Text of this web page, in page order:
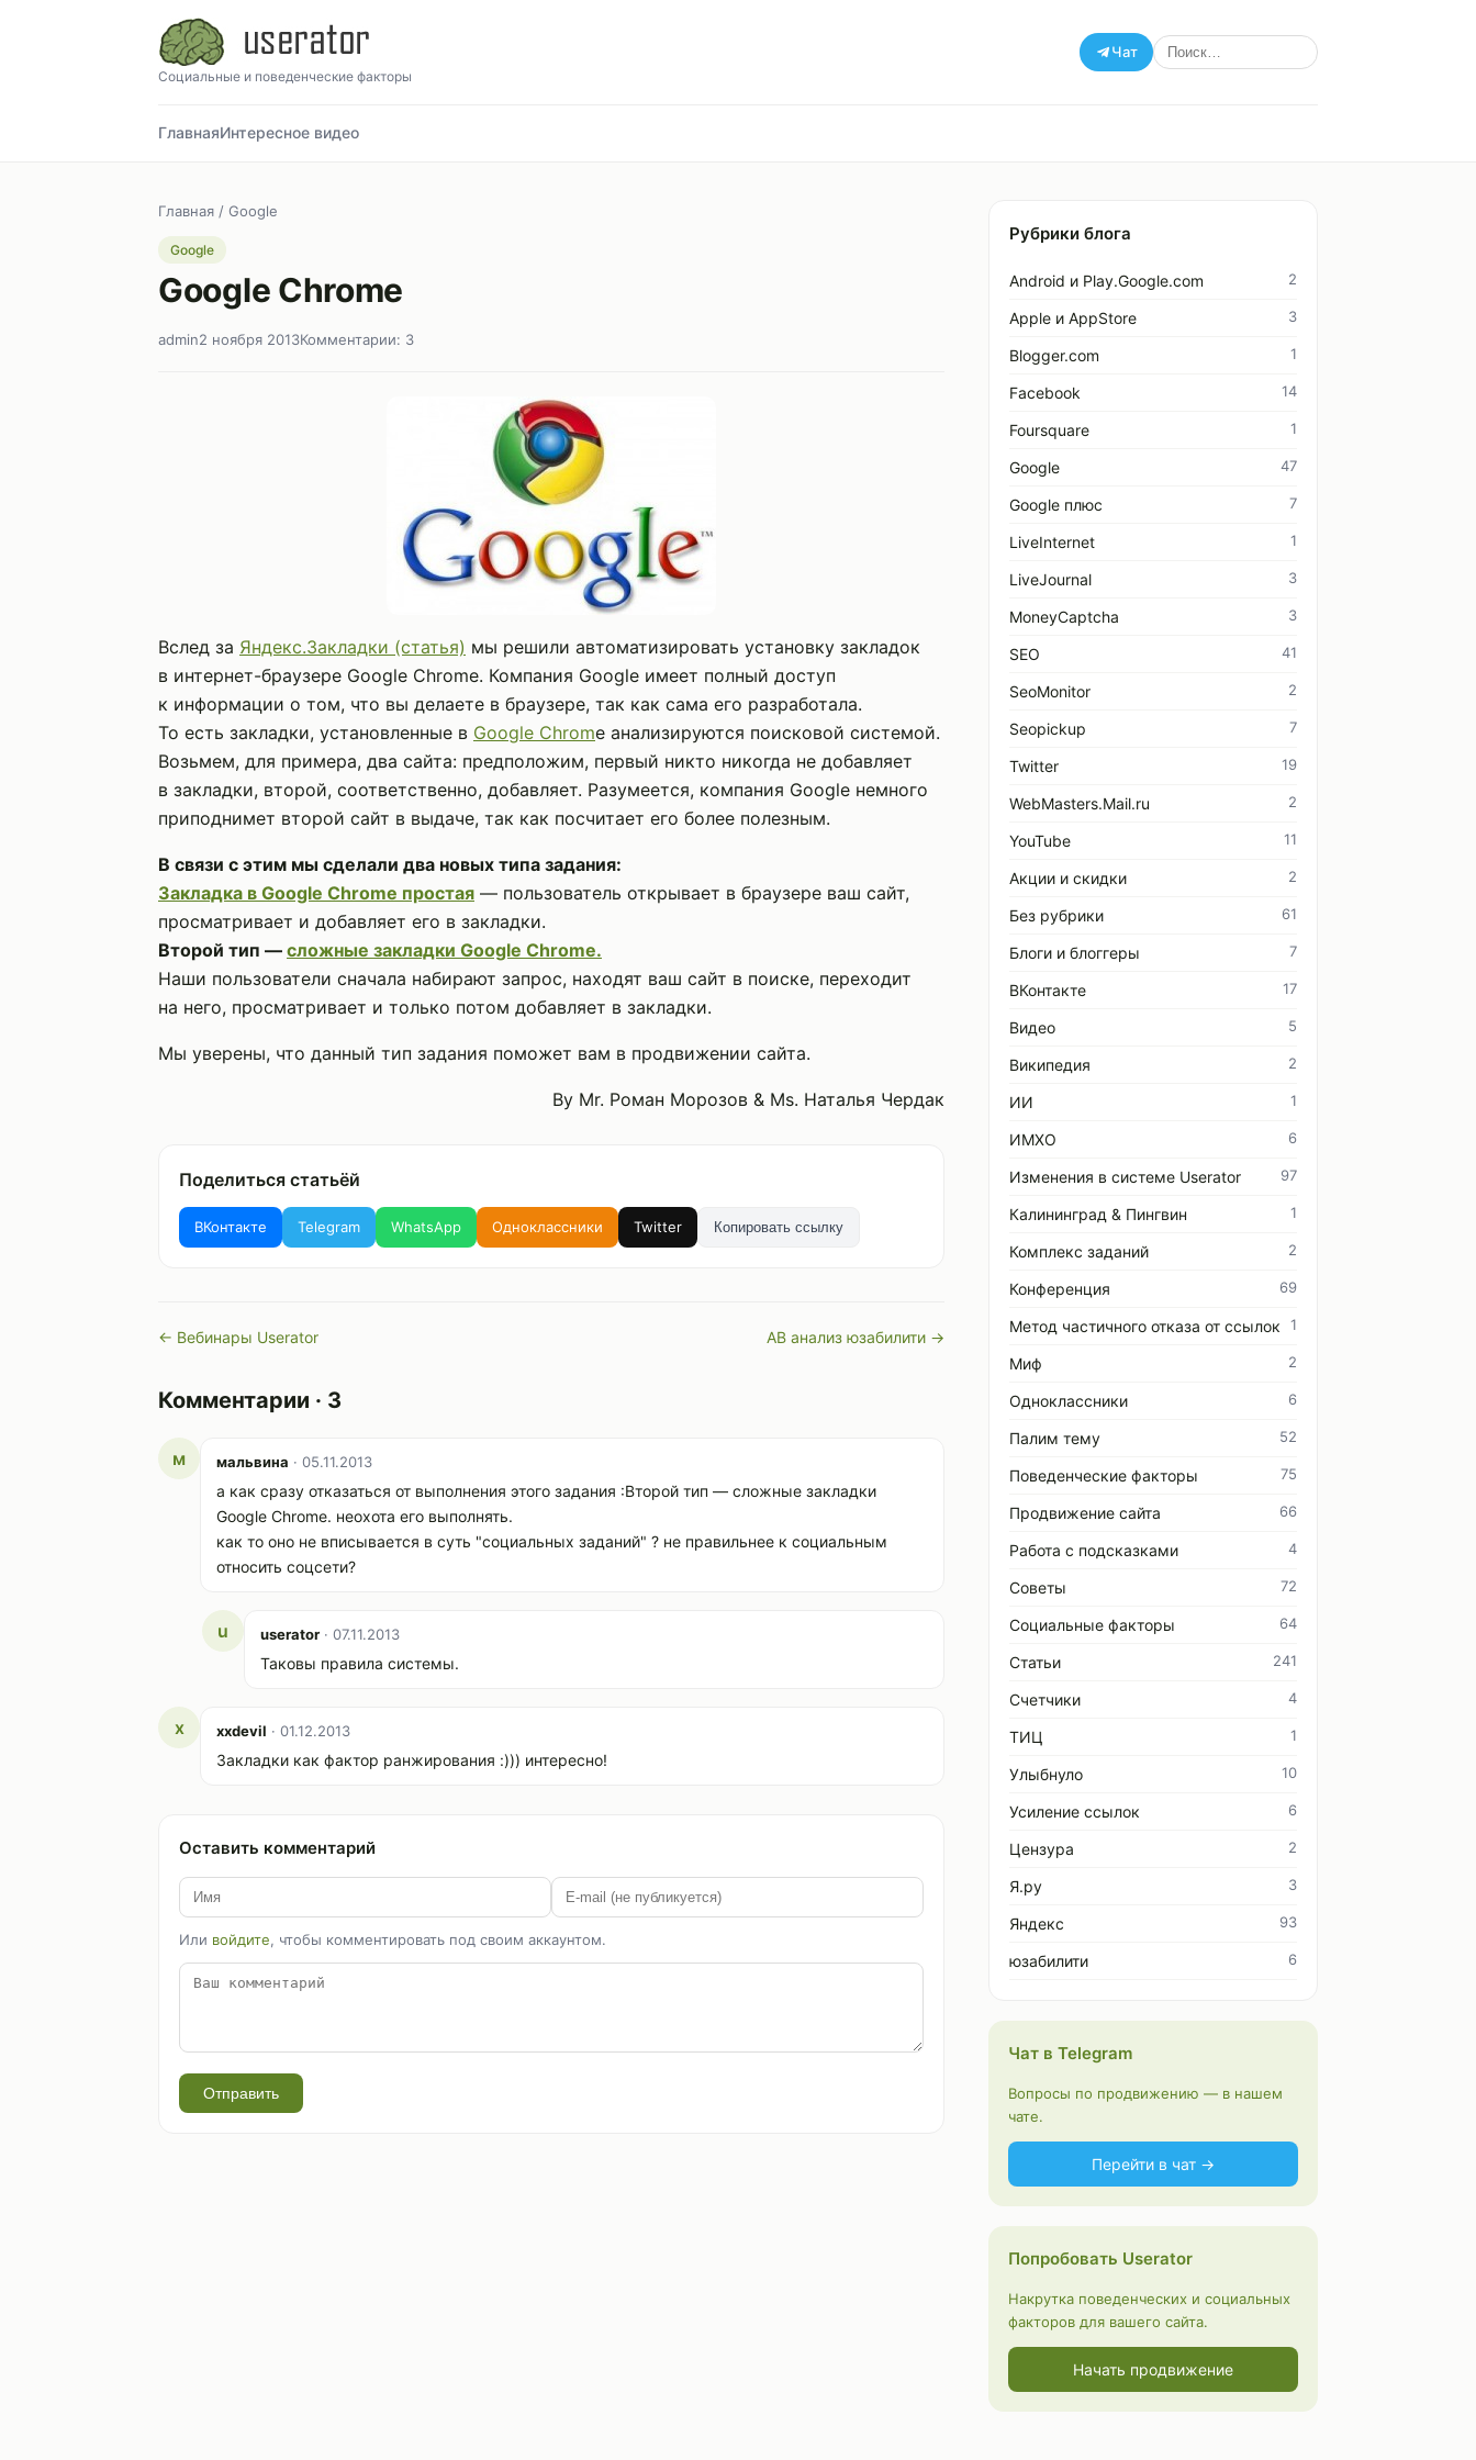
Социальные и поведенческие факторы
Чат
ГлавнаяИнтересное видео
Главная / Google
Google
Google Chrome
admin2 ноября 2013Комментарии: 3
Вслед за Яндекс.Закладки (статья) мы решили автоматизировать установку закладок
в интернет-браузере Google Chrome. Компания Google имеет полный доступ
к информации о том, что вы делаете в браузере, так как сама его разработала.
То есть закладки, установленные в Google Chrome анализируются поисковой системой.
Возьмем, для примера, два сайта: предположим, первый никто никогда не добавляет
в закладки, второй, соответственно, добавляет. Разумеется, компания Google немного
приподнимет второй сайт в выдаче, так как посчитает его более полезным.
В связи с этим мы сделали два новых типа задания:
Закладка в Google Chrome простая — пользователь открывает в браузере ваш сайт,
просматривает и добавляет его в закладки.
Второй тип — сложные закладки Google Chrome.
Наши пользователи сначала набирают запрос, находят ваш сайт в поиске, переходит
на него, просматривает и только потом добавляет в закладки.
Мы уверены, что данный тип задания поможет вам в продвижении сайта.
By Mr. Роман Морозов & Ms. Наталья Чердак
Поделиться статьёй
ВКонтакте Telegram WhatsApp Одноклассники Twitter Копировать ссылку
← Вебинары Userator AB анализ юзабилити →
Комментарии · 3
м мальвина · 05.11.2013
а как сразу отказаться от выполнения этого задания :Второй тип — сложные закладки
Google Chrome. неохота его выполнять.
как то оно не вписывается в суть "социальных заданий" ? не правильнее к социальным
относить соцсети?
u userator · 07.11.2013
Таковы правила системы.
x xxdevil · 01.12.2013
Закладки как фактор ранжирования :))) интересно!
Оставить комментарий
Или войдите, чтобы комментировать под своим аккаунтом.
Отправить
Рубрики блога
Android и Play.Google.com 2
Apple и AppStore 3
Blogger.com 1
Facebook 14
Foursquare 1
Google 47
Google плюс 7
LiveInternet 1
LiveJournal 3
MoneyCaptcha 3
SEO 41
SeoMonitor 2
Seopickup 7
Twitter 19
WebMasters.Mail.ru 2
YouTube 11
Акции и скидки 2
Без рубрики 61
Блоги и блоггеры 7
ВКонтакте 17
Видео 5
Википедия 2
ИИ 1
ИМХО 6
Изменения в системе Userator 97
Калининград & Пингвин 1
Комплекс заданий 2
Конференция 69
Метод частичного отказа от ссылок 1
Миф 2
Одноклассники 6
Палим тему 52
Поведенческие факторы 75
Продвижение сайта 66
Работа с подсказками 4
Советы 72
Социальные факторы 64
Статьи 241
Счетчики 4
ТИЦ 1
Улыбнуло 10
Усиление ссылок 6
Цензура 2
Я.ру 3
Яндекс 93
юзабилити 6
Чат в Telegram
Вопросы по продвижению — в нашем
чате.
Перейти в чат →
Попробовать Userator
Накрутка поведенческих и социальных
факторов для вашего сайта.
Начать продвижение